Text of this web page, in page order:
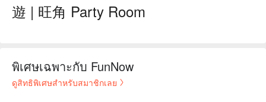
遊 | 旺角 Party Room
พิเศษเฉพาะกับ FunNow
ดูสิทธิพิเศษสำหรับสมาชิกเลย